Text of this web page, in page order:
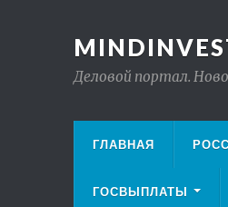
Деловой портал.
ГЛАВНАЯ
ГОСВЫПЛАТЫ